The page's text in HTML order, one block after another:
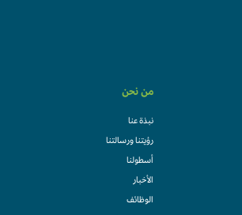
من نحن
نبذة عنا
رؤيتنا ورسالتنا
أسطولنا
الأخبار
الوظائف